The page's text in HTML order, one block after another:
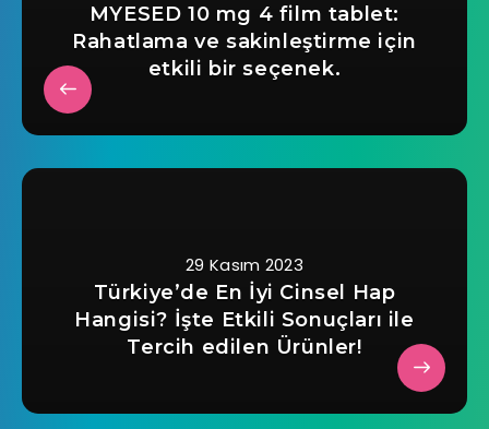
MYESED 10 mg 4 film tablet:
Rahatlama ve sakinleştirme için
etkili bir seçenek.
29 Kasım 2023
Türkiye’de En İyi Cinsel Hap
Hangisi? İşte Etkili Sonuçları ile
Tercih edilen Ürünler!